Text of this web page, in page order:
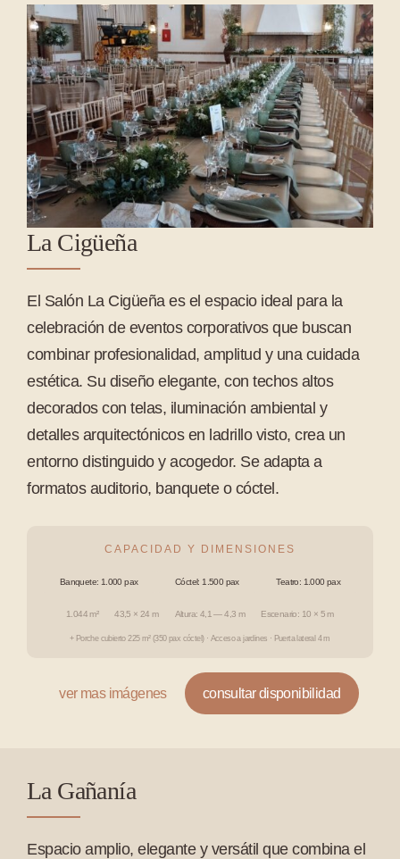
La Cigüeña
El Salón La Cigüeña es el espacio ideal para la
celebración de eventos corporativos que buscan
combinar profesionalidad, amplitud y una cuidada
estética. Su diseño elegante, con techos altos
decorados con telas, iluminación ambiental y
detalles arquitectónicos en ladrillo visto, crea un
entorno distinguido y acogedor. Se adapta a
formatos auditorio, banquete o cóctel.
CAPACIDAD Y DIMENSIONES
Banquete: 1.000 pax Cóctel: 1.500 pax Teatro: 1.000 pax
1.044 m² 43,5 × 24 m Altura: 4,1 — 4,3 m Escenario: 10 × 5 m
+ Porche cubierto 225 m² (350 pax cóctel) · Acceso a jardines · Puerta lateral 4 m
ver mas imágenes consultar disponibilidad
La Gañanía
Espacio amplio, elegante y versátil que combina el